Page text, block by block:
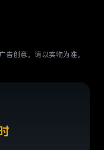
告创意，请以实物为准。